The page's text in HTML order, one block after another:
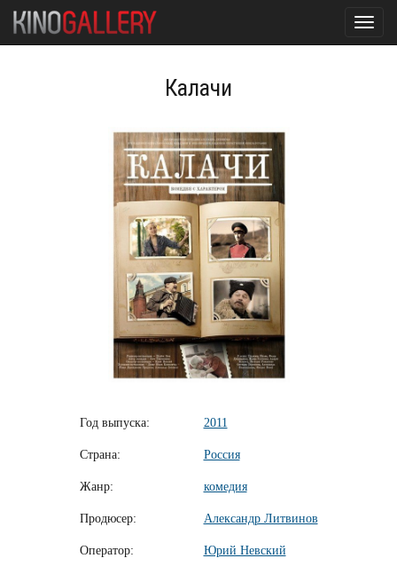
Калачи
Год выпуска: 2011
Страна: Россия
Жанр: комедия
Продюсер: Александр Литвинов
Оператор: Юрий Невский